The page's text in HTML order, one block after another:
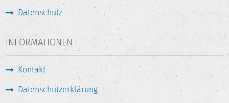
Datenschutz
INFORMATIONEN
Kontakt
Datenschutzerklärung